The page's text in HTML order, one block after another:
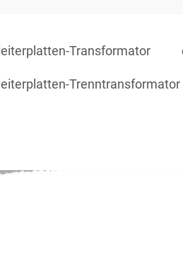
leiterplatten-Transformator
leiterplatten-Trenntransformator